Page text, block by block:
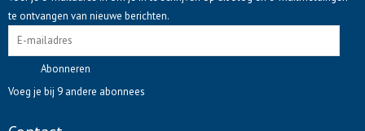
c
e
b
n
k
e
n
t
e
te ontvangen van nieuwe berichten.
Abonneren
Voeg je bij 9 andere abonnees